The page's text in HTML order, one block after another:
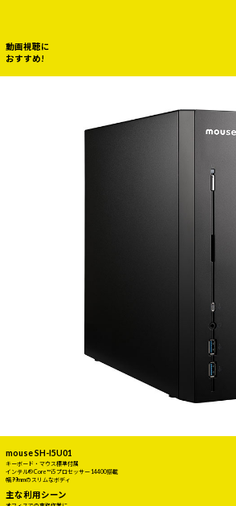
動画視聴に
おすすめ!
mouse SH-I5U01
キーボード・マウス標準付属
インテル® Core™ i5 プロセッサー 14400搭載
幅99mmのスリムなボディ
主な利用シーン